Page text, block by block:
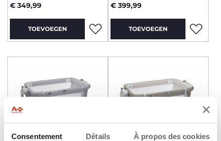
Consentement Détails À propos des cookies
€ 349,99
TOEVOEGEN
€ 399,99
TOEVOEGEN